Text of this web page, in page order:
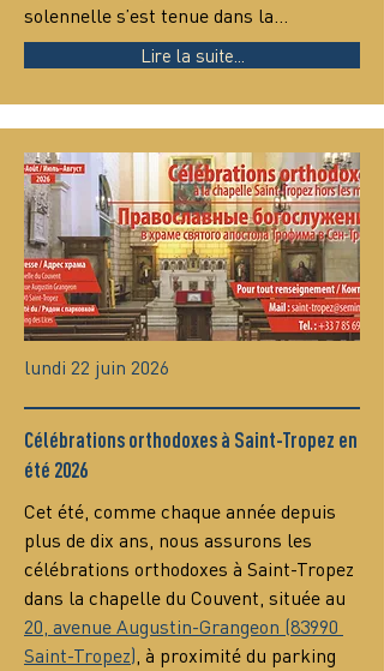
solennelle s’est tenue dans la…
Lire la suite...
lundi 22 juin 2026
Célébrations orthodoxes à Saint-Tropez en
été 2026
Cet été, comme chaque année depuis
plus de dix ans, nous assurons les
célébrations orthodoxes à Saint-Tropez
dans la chapelle du Couvent, située au
20, avenue Augustin-Grangeon (83990
Saint-Tropez), à proximité du parking